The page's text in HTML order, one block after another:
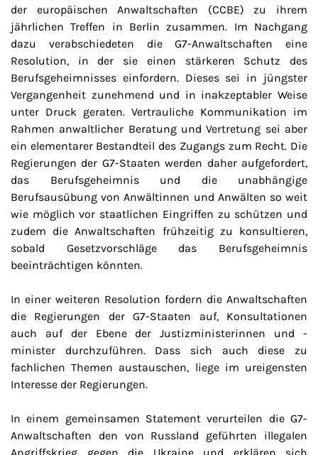
der europäischen Anwaltschaften (CCBE) zu ihrem
jährlichen Treffen in Berlin zusammen. Im Nachgang
dazu verabschiedeten die G7-Anwaltschaften eine
Resolution, in der sie einen stärkeren Schutz des
Berufsgeheimnisses einfordern. Dieses sei in jüngster
Vergangenheit zunehmend und in inakzeptabler Weise
unter Druck geraten. Vertrauliche Kommunikation im
Rahmen anwaltlicher Beratung und Vertretung sei aber
ein elementarer Bestandteil des Zugangs zum Recht. Die
Regierungen der G7-Staaten werden daher aufgefordert,
das Berufsgeheimnis und die unabhängige
Berufsausübung von Anwältinnen und Anwälten so weit
wie möglich vor staatlichen Eingriffen zu schützen und
zudem die Anwaltschaften frühzeitig zu konsultieren,
sobald Gesetzvorschläge das Berufsgeheimnis
beeinträchtigen könnten.
In einer weiteren Resolution fordern die Anwaltschaften
die Regierungen der G7-Staaten auf, Konsultationen
auch auf der Ebene der Justizministerinnen und -
minister durchzuführen. Dass sich auch diese zu
fachlichen Themen austauschen, liege im ureigensten
Interesse der Regierungen.
In einem gemeinsamen Statement verurteilen die G7-
Anwaltschaften den von Russland geführten illegalen